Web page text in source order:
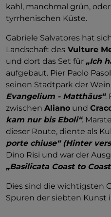
kahl, manchmal grün,
tyrrhenischen Küste.
Gabriele Salvatores hat
Landschaft des Vulture
und dort das Set für „Ich
aufgebaut. Pier Paolo
seinen Stadtpark der
Evangelium - Matthäus“.
zwischen Aliano und
kam nur bis Eboli“.
dieser Route, diente als
porte chiuse“ (Hinter
Dino Risi und war der
„Basilicata Coast to
Dies sind die wichtigsten
Spuren der siebten Kunst